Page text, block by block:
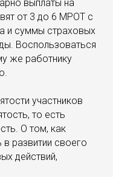
выплаты на
от 3 до 6 МРОТ с
и суммы страховых
Воспользоваться
же работнику
участников
то есть
О том, как
развитии своего
действий,